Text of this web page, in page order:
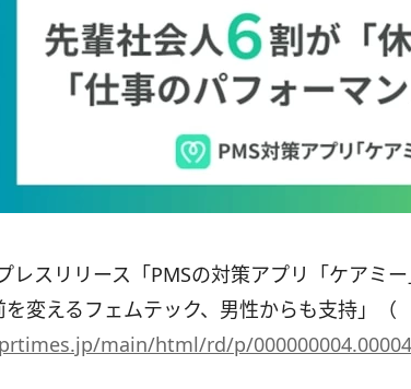
レスリリース「PMSの対策アプリ「ケアミ
を変えるフェムテック、男性からも支持」（
main/html/rd/p/